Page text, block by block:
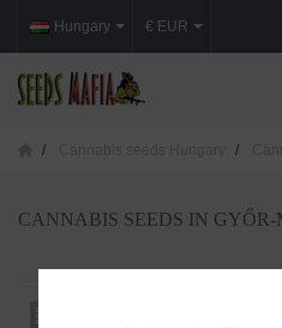
Hungary € EUR
CANNABIS SEEDS IN GYŐR-